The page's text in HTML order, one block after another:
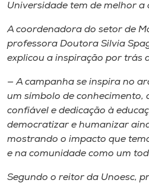
Universidade tem de melhor a
A coordenadora do setor de
professora Doutora Silvia
explicou a inspiração por trás
— A campanha se inspira no
um símbolo de conhecimento,
confiável e dedicação à
democratizar e humanizar
mostrando o impacto que
e na comunidade como um
Segundo o reitor da Unoesc,